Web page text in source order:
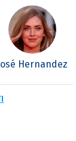
Hernandez